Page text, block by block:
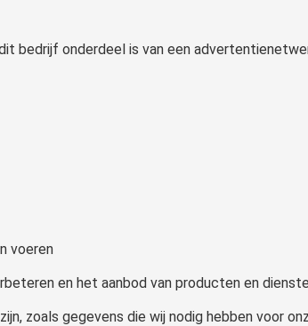
bedrijf onderdeel is van een
voeren
en het aanbod van producten en
zoals gegevens die wij nodig hebben voor